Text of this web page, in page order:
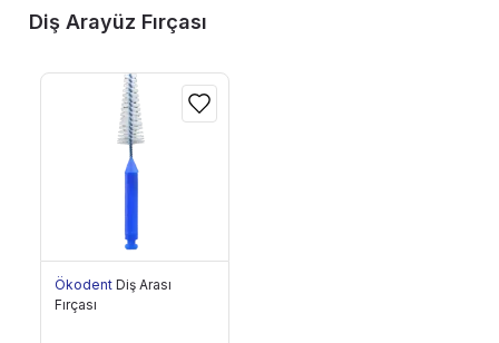
Diş Arayüz Fırçası
Ökodent Diş Arası
Fırçası